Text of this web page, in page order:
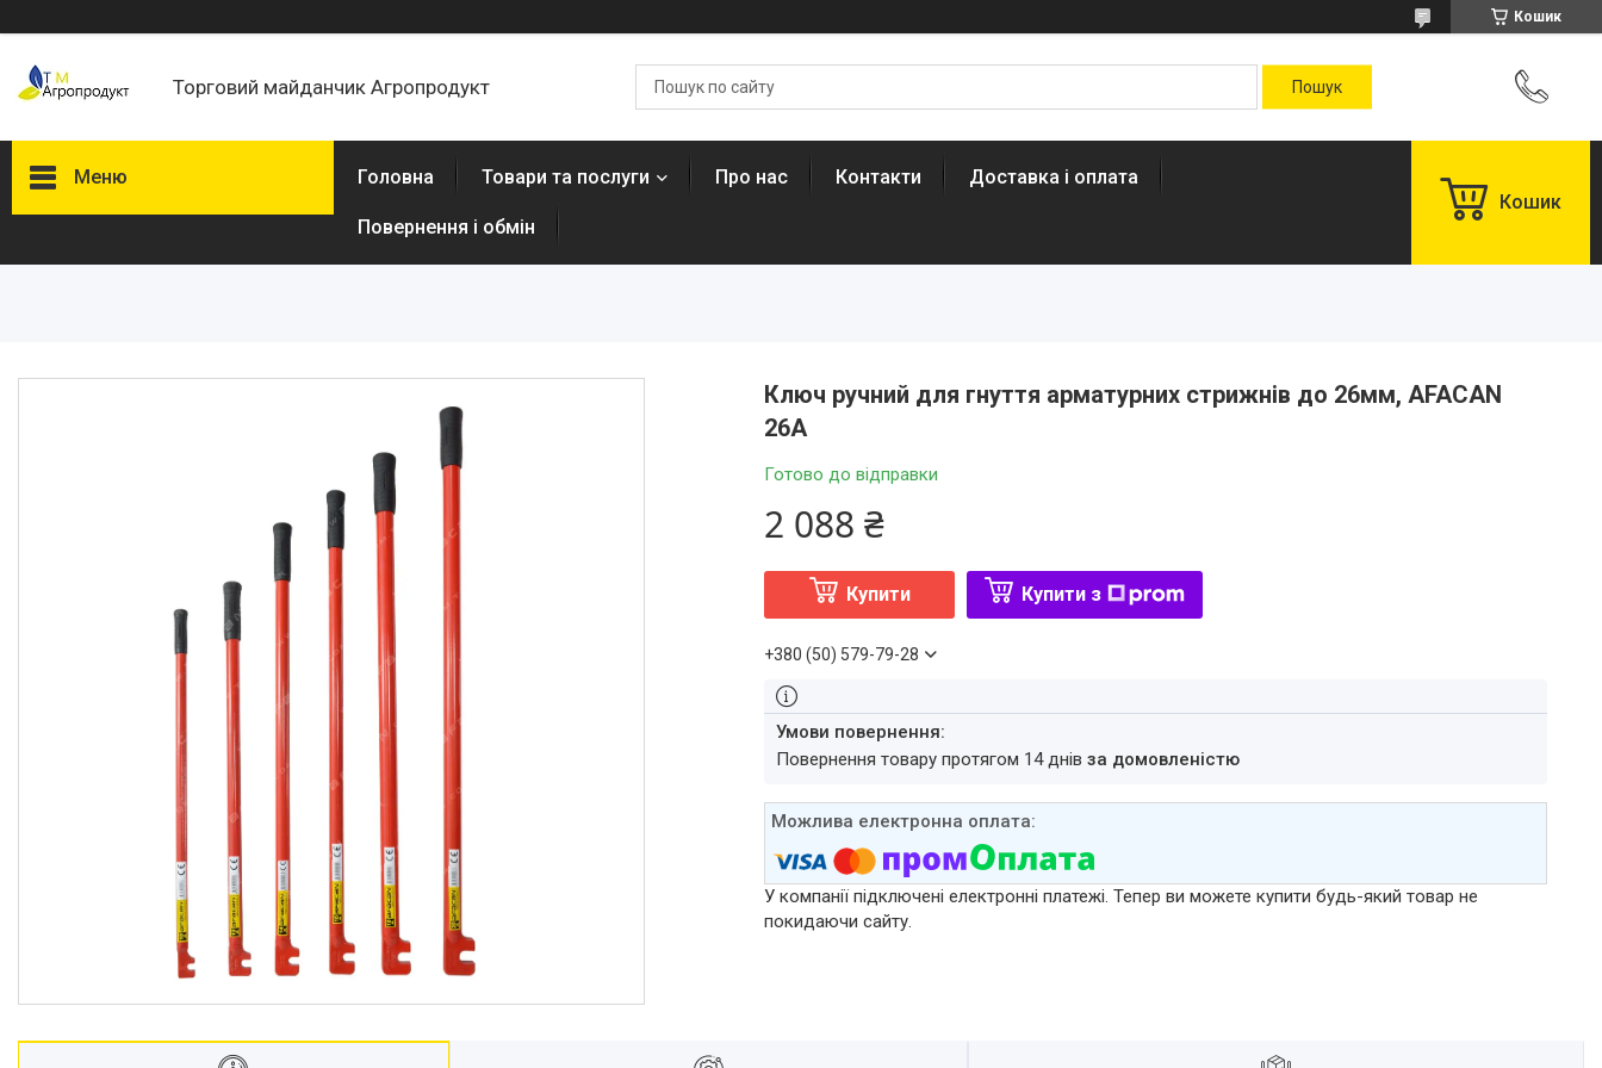
Кошик
Торговий майданчик Агропродукт
Меню Головна Товари та послуги Про нас Контакти Доставка і оплата
Повернення і обмін
Кошик
Ключ ручний для гнуття арматурних стрижнів до 26мм, AFACAN
26А
Готово до відправки
2 088 ₴
Купити Купити з
+380 (50) 579-79-28
повернення товару протягом 14 днівза домовленістю
У компанії підключені електронні платежі. Тепер ви можете купити будь-який товар не
покидаючи сайту.